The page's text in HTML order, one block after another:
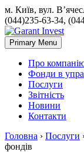
м. Київ, вул.
(044)235-63-34,
Primary Menu
Про
Фонди в
Послуги
Звітність
Новини
Контакти
Головна › Послуги
фондів